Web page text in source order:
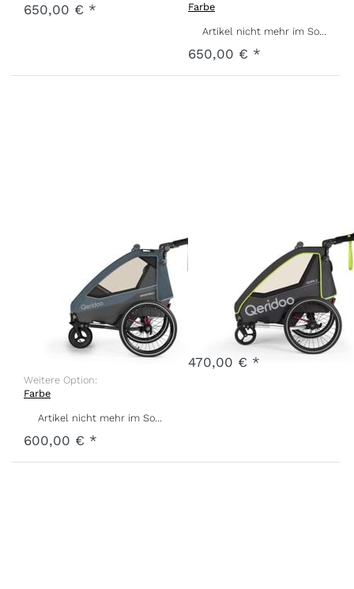
650,00 € *
Farbe
Artikel nicht mehr im Sortiment
650,00 € *
Limited
Edition Jeans
Q-SPR1-22-JB
Weitere Option:
Farbe
Artikel nicht mehr im Sortiment
600,00 € *
QUPA 2 Lime
Q-QUP2-22-LI
Weitere Option:
Artikel nicht mehr im Sortiment
470,00 € *